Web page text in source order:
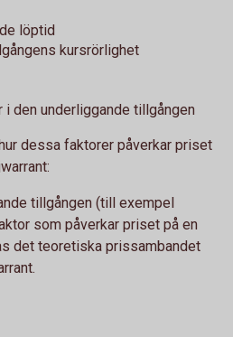
löptid
kursrörlighet
i den underliggande tillgången
dessa faktorer påverkar priset
tillgången (till exempel
som påverkar priset på en
det teoretiska prissambandet